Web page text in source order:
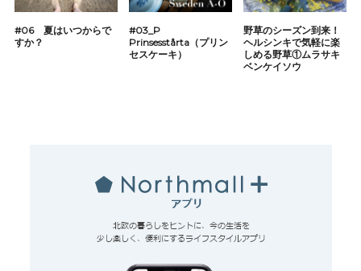
#06 夏はいつからで
すか？
#03_P
Prinsesstårta（プリン
セスケーキ）
野草のシーズン到来！
ヘルシンキで気軽に楽
しめる野草①ムラサキ
ベンケイソウ